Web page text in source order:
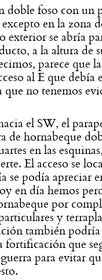
doble foso con un
en la zona
exterior se abría
a la altura de
parece que
al E que debía
no tenemos
el SW, el
de hornabeque
en las
El acceso se
se podía apreciar
en día hemos
por
y
también podría
fortificación que
para evitar